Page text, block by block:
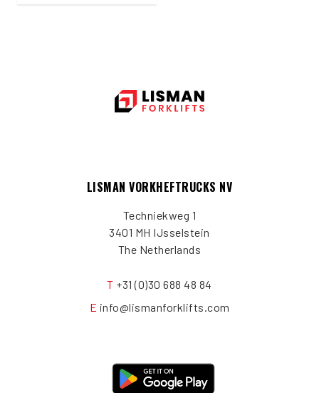
LISMAN VORKHEFTRUCKS NV
Techniekweg 1
3401 MH IJsselstein
The Netherlands
T +31 (0)30 688 48 84
E info@lismanforklifts.com